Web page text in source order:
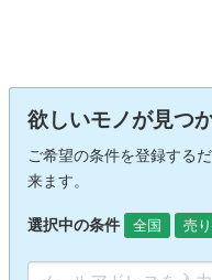
欲しいモノが見つ
ご希望の条件を登録する
来ます。
選択中の条件 全国 売